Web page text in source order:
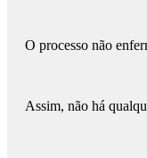
O processo não
Assim, não há